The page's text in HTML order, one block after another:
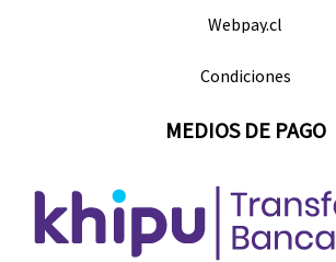
Webpay.cl
Condiciones
MEDIOS DE PAGO